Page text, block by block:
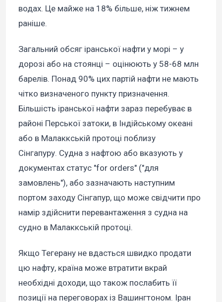
водах. Це майже на 18% більше, ніж тижнем
раніше.
Загальний обсяг іранської нафти у морі – у
дорозі або на стоянці – оцінюють у 58-68 млн
барелів. Понад 90% цих партій нафти не мають
чітко визначеного пункту призначення.
Більшість іранської нафти зараз перебуває в
районі Перської затоки, в Індійському океані
або в Малаккській протоці поблизу
Сінгапуру. Судна з нафтою або вказують у
документах статус "for orders" ("для
замовлень"), або зазначають наступним
портом заходу Сінгапур, що може свідчити про
намір здійснити перевантаження з судна на
судно в Малаккській протоці.
Якщо Тегерану не вдасться швидко продати
цю нафту, країна може втратити вкрай
необхідні доходи, що також послабить її
позиції на переговорах із Вашингтоном. Іран